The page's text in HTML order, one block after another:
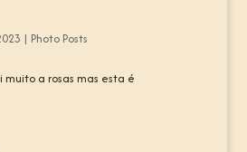
| Photo Posts
a rosas mas esta é